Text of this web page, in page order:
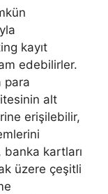
kayıt
edebilirler.
para
alt
erişilebilir,
kartları
üzere çeşitli